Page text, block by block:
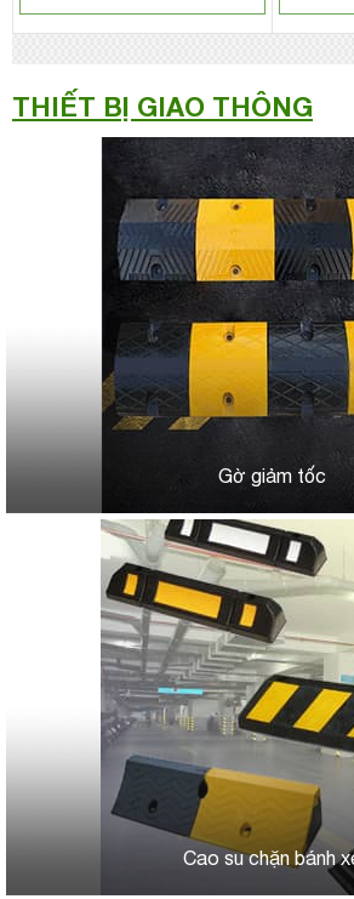
THIẾT BỊ GIAO THÔNG
Gờ giảm tốc
Cao su chặn bánh